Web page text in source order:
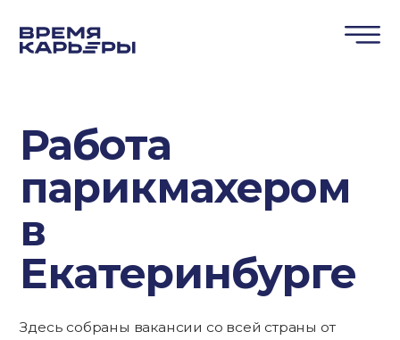
Работа
парикмахером
в
Екатеринбурге
Здесь собраны вакансии со всей страны от